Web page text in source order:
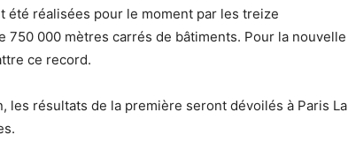
été réalisées pour le moment par les treize
000 mètres carrés de bâtiments. Pour la nouvelle
ce record.
les résultats de la première seront dévoilés à Paris La